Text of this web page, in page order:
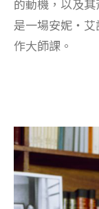
的動機，以及
是一場安妮・
作大師課。